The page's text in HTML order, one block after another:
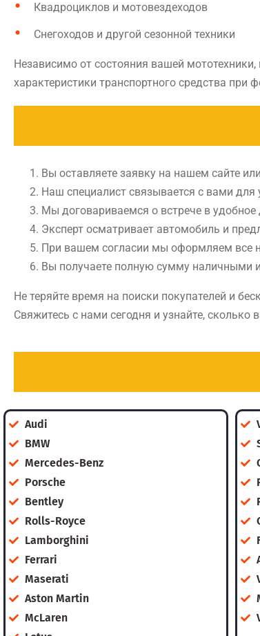
Квадроциклов и мотовездеходов
Снегоходов и другой сезонной техники
Независимо от состояния вашей
характеристики транспортного средства при
Вы оставляете заявку на нашем сайте
Наш специалист связывается с вами для
Мы договариваемся о встрече в
Эксперт осматривает автомобиль и
При вашем согласии мы оформляем все
Вы получаете полную сумму наличными
Не теряйте время на поиски покупателей и
Свяжитесь с нами сегодня и узнайте,
Audi
BMW
Mercedes-Benz
Porsche
Bentley
Rolls-Royce
Lamborghini
Ferrari
Maserati
Aston Martin
McLaren